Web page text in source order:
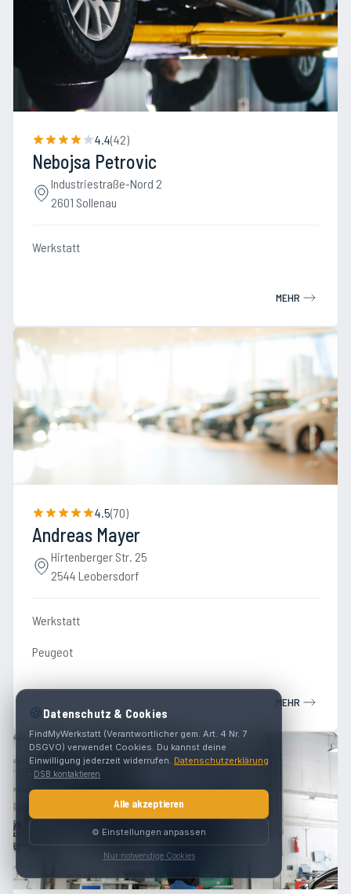
4.4(42)
Nebojsa Petrovic
Industriestraße-Nord 2
2601 Sollenau
Werkstatt
MEHR
4.5(70)
Andreas Mayer
Hirtenberger Str. 25
2544 Leobersdorf
Werkstatt
Peugeot
MEHR
🍪Datenschutz & Cookies
FindMyWerkstatt (Verantwortlicher gem. Art. 4 Nr. 7
DSGVO) verwendet Cookies. Du kannst deine
Einwilligung jederzeit widerrufen. Datenschutzerklärung
· DSB kontaktieren
Alle akzeptieren
⚙️ Einstellungen anpassen
Nur notwendige Cookies